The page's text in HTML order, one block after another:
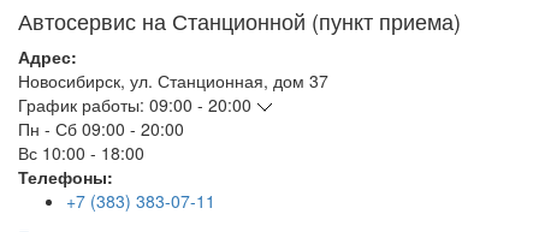
Автосервис на Станционной (пункт приема)
Адрес:
Новосибирск, ул. Станционная, дом 37
График работы: 09:00 - 20:00
Пн - Сб 09:00 - 20:00
Вс 10:00 - 18:00
Телефоны:
+7 (383) 383-07-11